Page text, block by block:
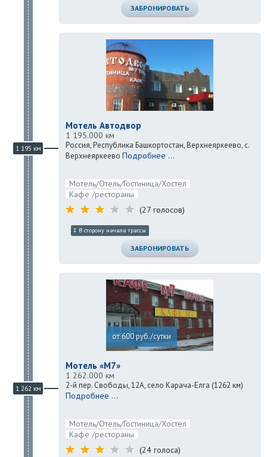
ЗАБРОНИРОВАТЬ
1 195 км
Мотель Автодвор
1 195.000 км
Россия, Республика Башкортостан, Верхнеяркеево, с.
Верхнеяркеево Подробнее ...
Мотель/Отель/Гостиница/Хостел
Кафе /рестораны
(27 голосов)
В сторону начала трассы
ЗАБРОНИРОВАТЬ
1 262 км
от 600 руб./сутки
Мотель «М7»
1 262.000 км
2-й пер. Свободы, 12А, село Карача-Елга (1262 км)
Подробнее ...
Мотель/Отель/Гостиница/Хостел
Кафе /рестораны
(24 голоса)